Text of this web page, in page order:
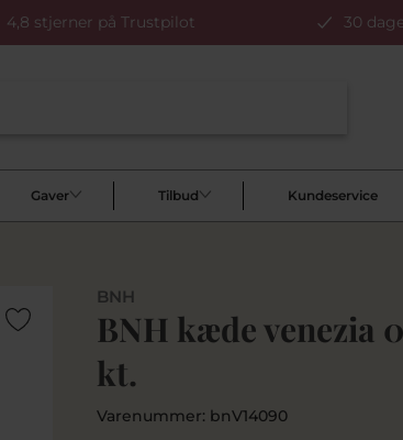
4,8 stjerner på Trustpilot 30
Gaver Tilbud Kundeservice
BNH
BNH kæde venezia
kt.
Varenummer: bnV14090